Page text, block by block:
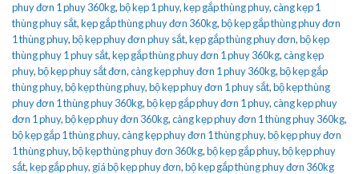
phuy đơn 1 phuy 360kg,bộ kẹp 1 phuy,kẹp gắp thùng phuy,càng kẹp 1
thùng phuy sắt,kẹp gắp thùng phuy đơn 360kg,bộ kẹp gắp thùng phuy đơn
1 thùng phuy,bộ kẹp phuy đơn phuy sắt,kẹp gắp thùng phuy đơn,bộ kẹp
thùng phuy 1 phuy sắt,kẹp gắp thùng phuy đơn 1 phuy 360kg,càng kẹp
phuy,bộ kẹp phuy sắt đơn,càng kẹp phuy đơn 1 phuy 360kg,bộ kẹp gắp
thùng phuy,bộ kẹp thùng phuy,bộ kẹp phuy đơn 1 phuy sắt,bộ kẹp thùng
phuy đơn 1 thùng phuy 360kg,bộ kẹp gắp phuy đơn 1 phuy,càng kẹp phuy
đơn 1 phuy,bộ kẹp phuy đơn 360kg,càng kẹp phuy đơn 1 thùng phuy 360kg,
bộ kẹp gắp 1 thùng phuy,càng kẹp phuy đơn 1 thùng phuy,bộ kẹp phuy đơn
1 thùng phuy,bộ kẹp thùng phuy đơn 360kg,bộ kẹp gắp phuy,bộ kẹp phuy
sắt,kẹp gắp phuy, giá bộ kẹp phuy đơn,bộ kẹp gắp thùng phuy đơn 360kg